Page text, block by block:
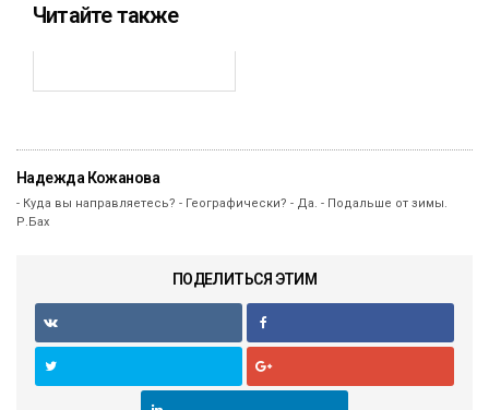
Читайте также
Надежда Кожанова
- Куда вы направляетесь? - Географически? - Да. - Подальше от зимы.
Р.Бах
ПОДЕЛИТЬСЯ ЭТИМ